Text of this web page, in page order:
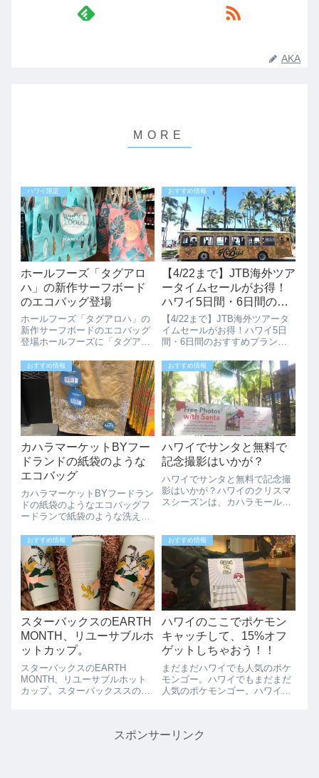
AKA
ハワイ限定
ホールフーズ「タグアロ
ハ」の新作サーフボード
のエコバッグ登場
ホールフーズ「タグアロハ」の
新作サーフボードのエコバッグ
登場ホールフーズに「タグアロ
ド柄の新作トートバッグが出て
いました。あざやかなブルーに
色々なサーフボードがかわいい
ですね。ピンクと緑のエコバッ
クも可愛いですね...
おすすめ情報
【4/22まで】JTB海外ツア
ータイムセールがお得！
ハワイ5日間・6日間のお
すすめプラン
【4/22まで】JTB海外ツアータ
イムセールがお得！ハワイ5日
間・6日間のおすすめプラン現
23:59までの期間限定で、海外ツ
アーの「タイムセール」を開催
しています。特にハワイ（ホノ
ルル）へのツアーが非常にお得
に...
おすすめ情報
カハラマーケットBYフー
ドランドの紙袋のような
エコバッグ
カハラマーケットBYフードラン
ドの紙袋のようなエコバッグフ
ードランで紙袋のような洗える
ていましたが、カハラマーケッ
トBYフードランドでは茶色にシ
ンプルな白でのデザインのカハ
ラマーケットバージョンが販売
されています...
おすすめ情報
ハワイでサンタと無料で
記念撮影はいかが？
ハワイでサンタと無料で記念撮
影はいかが？ハワイのクリスマ
スシーズンは、カハラモールや
す。多くの人々がサンタクロー
スと一緒に写真をとってそれで
クリスマスカードを作ったりし
ます。ハワイに旅...
おすすめ情報
スターバックスのEARTH
MONTH、リユーサブルホ
ットカップ。
スターバックスのEARTH
MONTH、リユーサブルホット
カップ。スターバックススのリ
した。このリーユーサブルカッ
おすすめ情報
ハワイのここでポケモン
キャッチして、15%オフ
ゲットしちゃおう！！
まだまだハワイでも人気のポケ
モンゴー。ハワイでもまだまだ
人気のポケモンゴー。ハワイの
モンゴーの色々なプロもショー
スポンサーリンク